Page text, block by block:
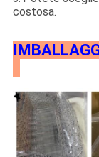
costosa.